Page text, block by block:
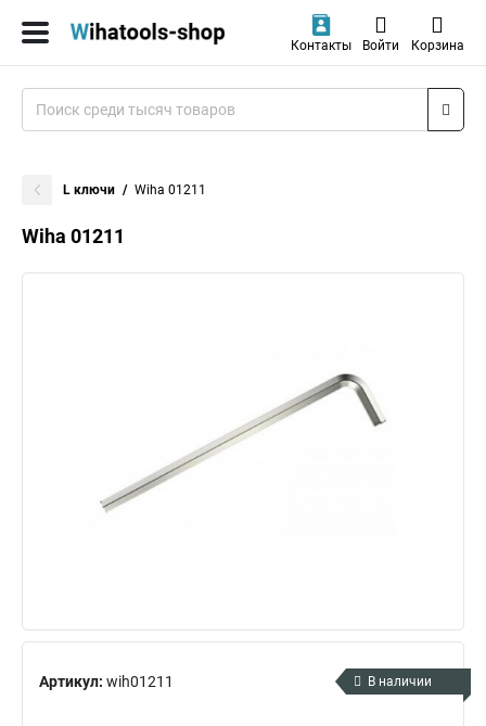
Контакты Войти Корзина
L ключи Wiha 01211
Wiha 01211
Артикул: wih01211 В наличии